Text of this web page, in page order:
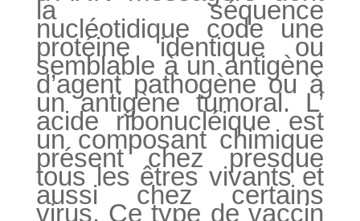
la séquence
nucléotidique code une
protéine identique ou
semblable à un antigène
d’agent pathogène ou à
un antigène tumoral. L’
acide ribonucléique est
un composant chimique
présent chez presque
tous les êtres vivants et
aussi chez certains
virus. Ce type de vaccin